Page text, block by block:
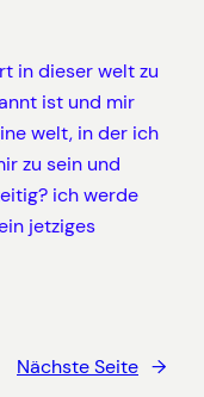
in dieser welt zu
ist und mir
welt, in der ich
zu sein und
ich werde
jetziges
Nächste Seite →